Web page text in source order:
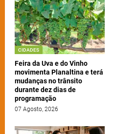
CIDADES
Feira da Uva e do Vinho
movimenta Planaltina e terá
mudanças no trânsito
durante dez dias de
programação
07 Agosto, 2026